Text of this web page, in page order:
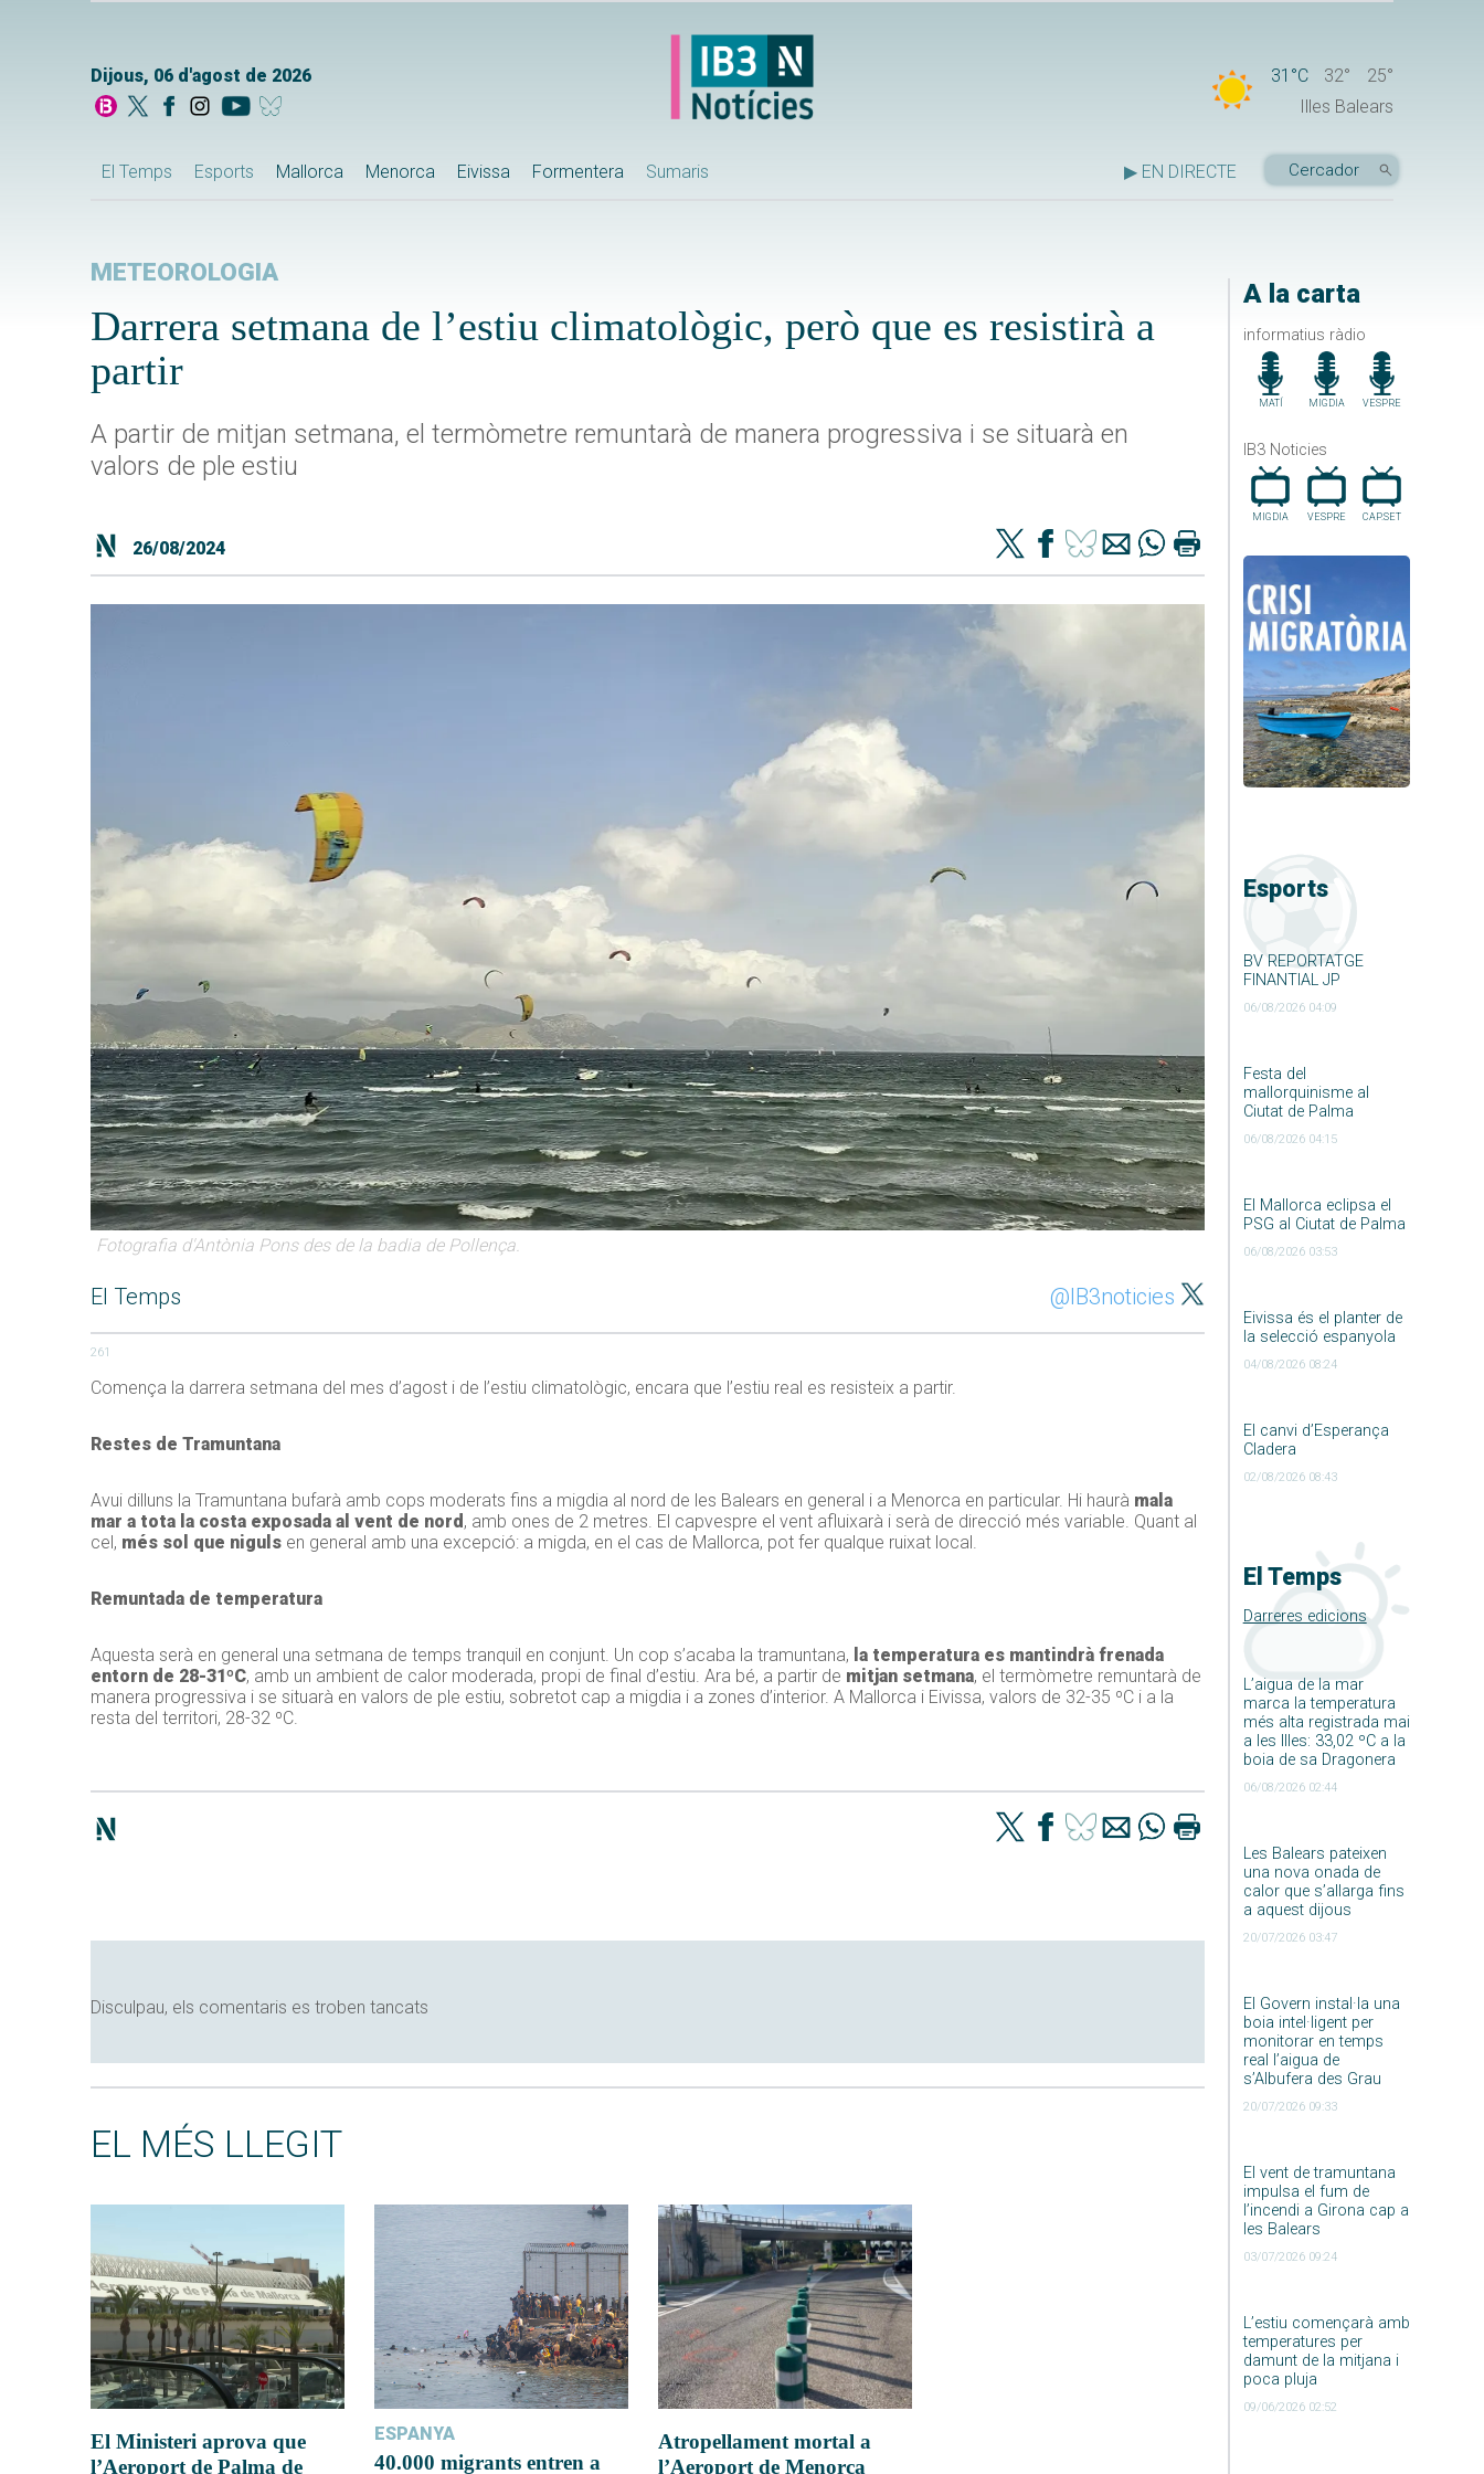
Dijous, 06 d'agost de 2026 31°C 32°
25°
Illes Balears
El Temps Esports Mallorca Menorca Eivissa Formentera Sumaris ▶ EN DIRECTE
A la carta
informatius ràdio
MATÍ MIGDIA VESPRE
IB3 Noticies
MIGDIA VESPRE CAP.SET
Esports
BV REPORTATGE
FINANTIAL JP
06/08/2026 04:09
Festa del
mallorquinisme al
Ciutat de Palma
06/08/2026 04:15
El Mallorca eclipsa el
PSG al Ciutat de Palma
06/08/2026 03:53
Eivissa és el planter de
la selecció espanyola
04/08/2026 08:24
El canvi d’Esperança
Cladera
02/08/2026 08:43
El Temps
Darreres edicions
L’aigua de la mar
marca la temperatura
més alta registrada mai
a les Illes: 33,02 ºC a la
boia de sa Dragonera
06/08/2026 02:44
Les Balears pateixen
una nova onada de
calor que s’allarga fins
a aquest dijous
20/07/2026 03:47
El Govern instal·la una
boia intel·ligent per
monitorar en temps
real l’aigua de
s’Albufera des Grau
20/07/2026 09:33
El vent de tramuntana
impulsa el fum de
l’incendi a Girona cap a
les Balears
03/07/2026 09:24
L’estiu començarà amb
temperatures per
damunt de la mitjana i
poca pluja
09/06/2026 02:52
METEOROLOGIA
Darrera setmana de l’estiu climatològic, però que es resistirà a
partir
A partir de mitjan setmana, el termòmetre remuntarà de manera progressiva i se situarà en
valors de ple estiu
26/08/2024
Fotografia d'Antònia Pons des de la badia de Pollença.
El Temps @IB3noticies
261
Comença la darrera setmana del mes d’agost i de l’estiu climatològic, encara que l’estiu real es resisteix a partir.
Restes de Tramuntana
Avui dilluns la Tramuntana bufarà amb cops moderats fins a migdia al nord de les Balears en general i a Menorca en particular. Hi haurà mala
mar a tota la costa exposada al vent de nord , amb ones de 2 metres. El capvespre el vent afluixarà i serà de direcció més variable. Quant al
cel, més sol que niguls en general amb una excepció: a migda, en el cas de Mallorca, pot fer qualque ruixat local.
Remuntada de temperatura
Aquesta serà en general una setmana de temps tranquil en conjunt. Un cop s’acaba la tramuntana, la temperatura es mantindrà frenada
entorn de 28-31ºC, amb un ambient de calor moderada, propi de final d’estiu. Ara bé, a partir de mitjan setmana, el termòmetre remuntarà de
manera progressiva i se situarà en valors de ple estiu, sobretot cap a migdia i a zones d’interior. A Mallorca i Eivissa, valors de 32-35 ºC i a la
resta del territori, 28-32 ºC.
Disculpau, els comentaris es troben tancats
EL MÉS LLEGIT
El Ministeri aprova que
l’Aeroport de Palma de
ESPANYA
40.000 migrants entren a
Atropellament mortal a
l’Aeroport de Menorca